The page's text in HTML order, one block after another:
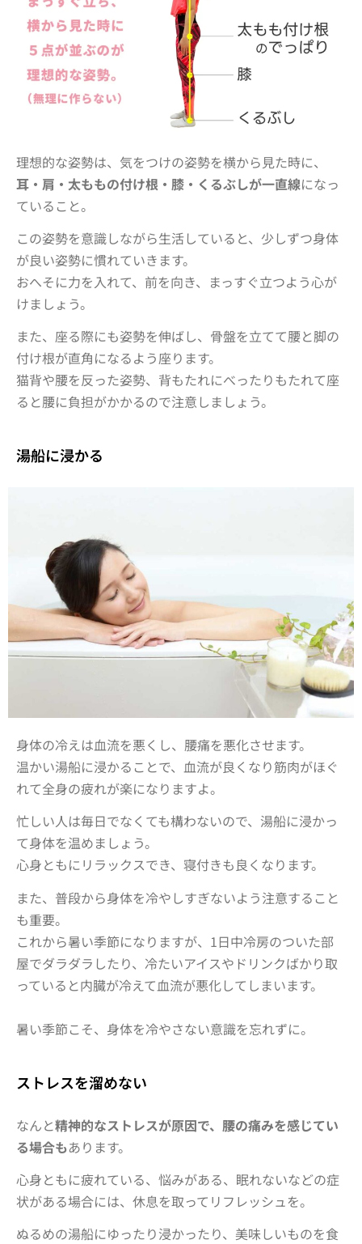
理想的な姿勢は、気をつけの姿勢を横から見た時に、
耳・肩・太ももの付け根・膝・くるぶしが一直線になっ
ていること。
この姿勢を意識しながら生活していると、少しずつ身体
が良い姿勢に慣れていきます。
おへそに力を入れて、前を向き、まっすぐ立つよう心が
けましょう。
また、座る際にも姿勢を伸ばし、骨盤を立てて腰と脚の
付け根が直角になるよう座ります。
猫背や腰を反った姿勢、背もたれにべったりもたれて座
ると腰に負担がかかるので注意しましょう。
湯船に浸かる
身体の冷えは血流を悪くし、腰痛を悪化させます。
温かい湯船に浸かることで、血流が良くなり筋肉がほぐ
れて全身の疲れが楽になりますよ。
忙しい人は毎日でなくても構わないので、湯船に浸かっ
て身体を温めましょう。
心身ともにリラックスでき、寝付きも良くなります。
また、普段から身体を冷やしすぎないよう注意すること
も重要。
これから暑い季節になりますが、1日中冷房のついた部
屋でダラダラしたり、冷たいアイスやドリンクばかり取
っていると内臓が冷えて血流が悪化してしまいます。
暑い季節こそ、身体を冷やさない意識を忘れずに。
ストレスを溜めない
なんと精神的なストレスが原因で、腰の痛みを感じてい
る場合もあります。
心身ともに疲れている、悩みがある、眠れないなどの症
状がある場合には、休息を取ってリフレッシュを。
ぬるめの湯船にゆったり浸かったり、美味しいものを食